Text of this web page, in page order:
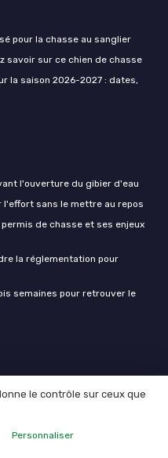
pour la chasse au sanglier
savoir sur ce chien de chasse
la saison 2026-2027 : dates,
l'ouverture du gibier d'eau
l'effort sans le mettre au repos
de chasse et ses enjeux
la réglementation pour
semaines pour retrouver le
de confidentialité
2026
le contrôle sur ceux que
Personnaliser